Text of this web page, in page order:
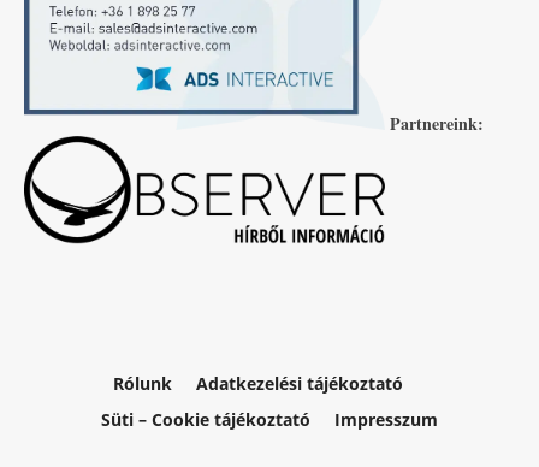
Partnereink:
Rólunk
Adatkezelési tájékoztató
Süti – Cookie tájékoztató
Impresszum